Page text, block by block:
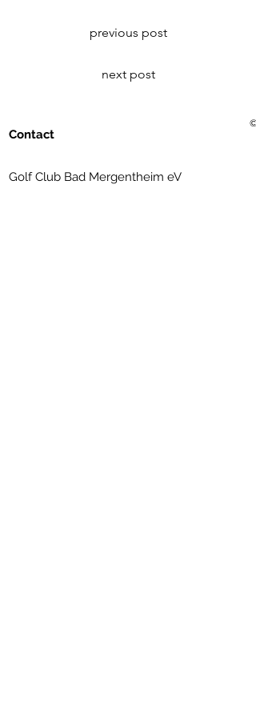
previous post
next post
Contact
Golf Club Bad Mergentheim eV